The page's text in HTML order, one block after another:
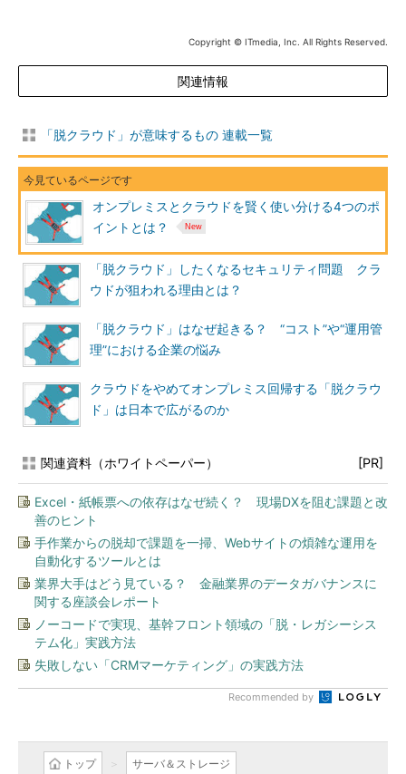
Copyright © ITmedia, Inc. All Rights Reserved.
関連情報
「脱クラウド」が意味するもの 連載一覧
オンプレミスとクラウドを賢く使い分ける4つのポ
イントとは？
「脱クラウド」したくなるセキュリティ問題 クラ
ウドが狙われる理由とは？
「脱クラウド」はなぜ起きる？ “コスト”や“運用管
理”における企業の悩み
クラウドをやめてオンプレミス回帰する「脱クラウ
ド」は日本で広がるのか
関連資料（ホワイトペーパー） [PR]
Excel・紙帳票への依存はなぜ続く？ 現場DXを阻む課題と改
善のヒント
手作業からの脱却で課題を一掃、Webサイトの煩雑な運用を
自動化するツールとは
業界大手はどう見ている？ 金融業界のデータガバナンスに
関する座談会レポート
ノーコードで実現、基幹フロント領域の「脱・レガシーシス
テム化」実践方法
失敗しない「CRMマーケティング」の実践方法
Recommended by
トップ サーバ＆ストレージ